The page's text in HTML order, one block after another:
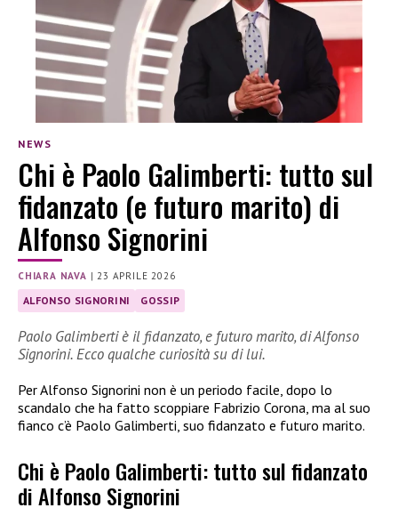
NEWS
Chi è Paolo Galimberti: tutto sul
fidanzato (e futuro marito) di
Alfonso Signorini
CHIARA NAVA |23 APRILE 2026
ALFONSO SIGNORINI GOSSIP
Paolo Galimberti è il fidanzato, e futuro marito, di Alfonso
Signorini. Ecco qualche curiosità su di lui.
Per Alfonso Signorini non è un periodo facile, dopo lo
scandalo che ha fatto scoppiare Fabrizio Corona, ma al suo
fianco c’è Paolo Galimberti, suo fidanzato e futuro marito.
Chi è Paolo Galimberti: tutto sul fidanzato
di Alfonso Signorini